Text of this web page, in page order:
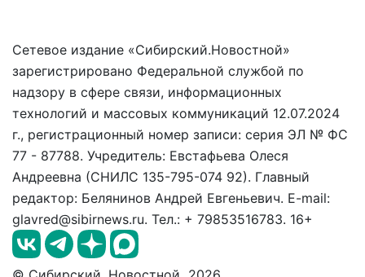
Сетевое издание «Сибирский.Новостной»
зарегистрировано Федеральной службой по
надзору в сфере связи, информационных
технологий и массовых коммуникаций 12.07.2024
г., регистрационный номер записи: серия ЭЛ № ФС
77 - 87788. Учредитель: Евстафьева Олеся
Андреевна (СНИЛС 135-795-074 92). Главный
редактор: Белянинов Андрей Евгеньевич. E-mail:
glavred@sibirnews.ru. Тел.: + 79853516783. 16+